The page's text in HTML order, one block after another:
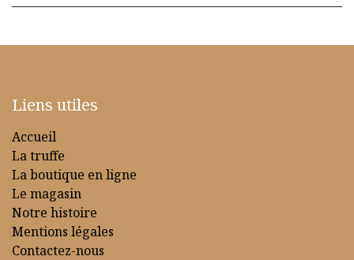
Liens utiles
Accueil
La truffe
La boutique en ligne
Le magasin
Notre histoire
Mentions légales
Contactez-nous